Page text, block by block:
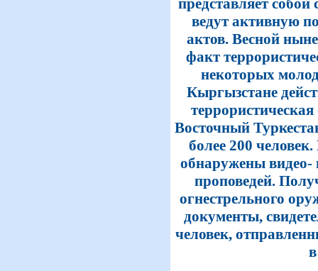
представляет собой
ведут активную
актов. Весной
факт
некоторых
Кыргызстане
Восточный
более 200
обнаружены видео-
проповедей.
огнестрельного
документы,
человек,